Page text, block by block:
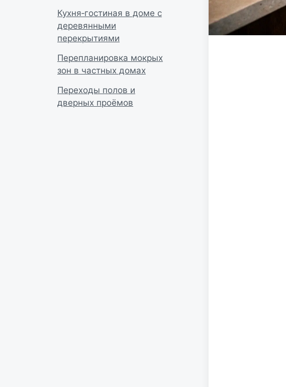
Кухня‑гостиная в доме с
деревянными
перекрытиями
Перепланировка мокрых
зон в частных домах
Переходы полов и
дверных проёмов